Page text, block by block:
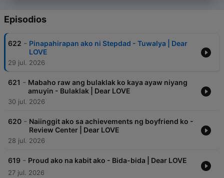
Episodios
622 - Pinapahirapan ako ni Stepdad - Tuwalya | Dear
LOVE
29 jul. 2026
621 - Mabaho raw ang bulaklak ko kaya ayaw niyang
amuyin - Bulaklak | Dear LOVE
30 jul. 2026
620 - Naiinggit ako sa achievements ng boyfriend ko -
Review Center | Dear LOVE
28 jul. 2026
619 - Proud ako na kabit ako - Bida-bida | Dear LOVE
27 jul. 2026